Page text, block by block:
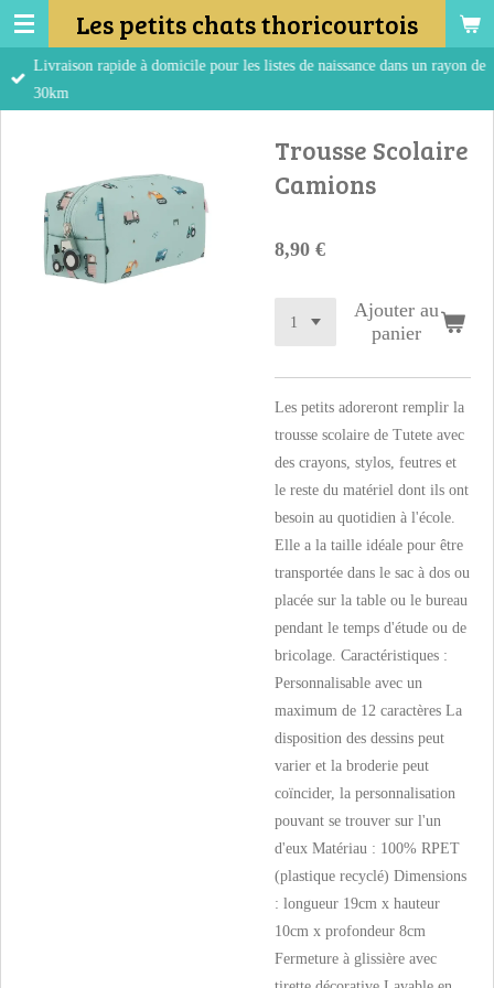
Passer
au
contenu
Les petits chats thoricourtois
Livraison rapide à domicile pour les listes de naissance dans un rayon de
30km
Trousse Scolaire
Camions
8,90 €
Ajouter au
panier
Les petits adoreront remplir la
trousse scolaire de Tutete avec
des crayons, stylos, feutres et
le reste du matériel dont ils ont
besoin au quotidien à l'école.
Elle a la taille idéale pour être
transportée dans le sac à dos ou
placée sur la table ou le bureau
pendant le temps d'étude ou de
bricolage. Caractéristiques :
Personnalisable avec un
maximum de 12 caractères La
disposition des dessins peut
varier et la broderie peut
coïncider, la personnalisation
pouvant se trouver sur l'un
d'eux Matériau : 100% RPET
(plastique recyclé) Dimensions
: longueur 19cm x hauteur
10cm x profondeur 8cm
Fermeture à glissière avec